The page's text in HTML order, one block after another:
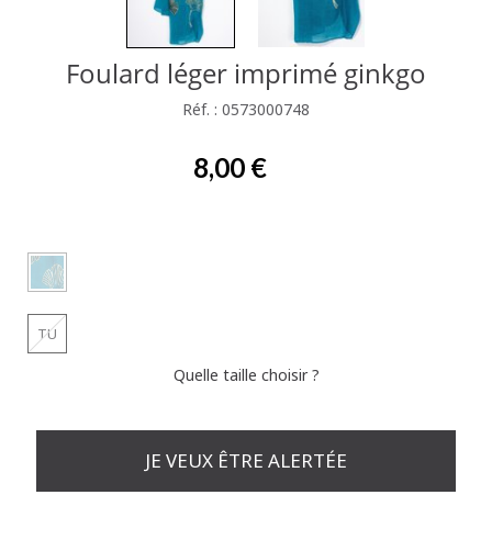
Foulard léger imprimé ginkgo
Réf. : 0573000748
8,00 €
TU
Quelle taille choisir ?
JE VEUX ÊTRE ALERTÉE